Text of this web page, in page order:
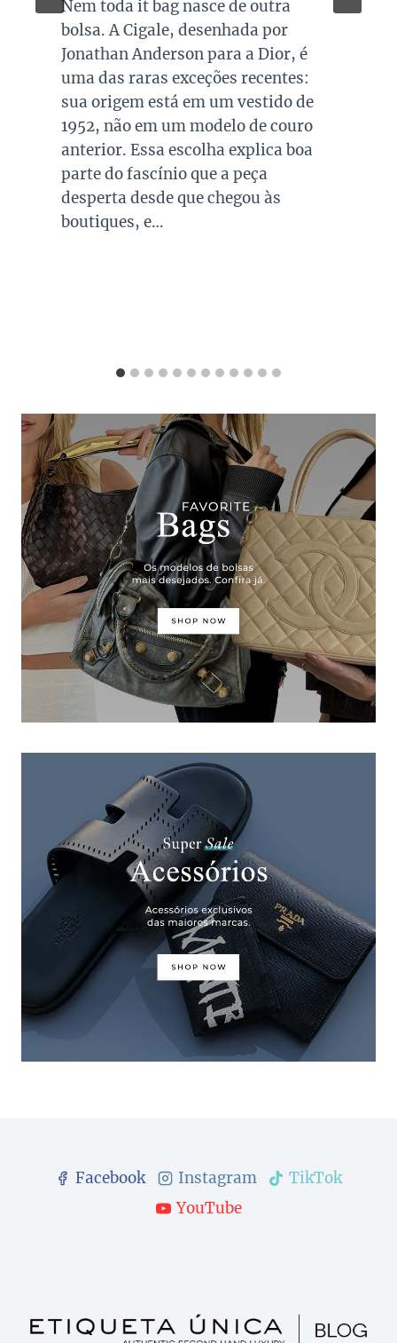
Quando falamos de cores de bolsas,
os modelos em preto são os mais
queridos e tradicionais, estando
presente no guarda roupa de quase
todas as mulheres. Esta é uma cor
versátil, clássica e atemporal e
investir em peças neste tom garante
combinações para quase todo look
que usamos, sejam eles para
ocasiões casuais ou mais…
Facebook Instagram
TikTok
YouTube